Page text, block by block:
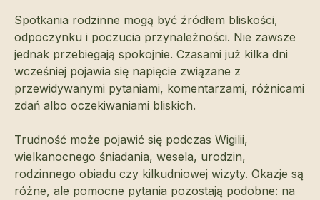
Spotkania rodzinne mogą być źródłem bliskości,
odpoczynku i poczucia przynależności. Nie zawsze
jednak przebiegają spokojnie. Czasami już kilka dni
wcześniej pojawia się napięcie związane z
przewidywanymi pytaniami, komentarzami, różnicami
zdań albo oczekiwaniami bliskich.
Trudność może pojawić się podczas Wigilii,
wielkanocnego śniadania, wesela, urodzin,
rodzinnego obiadu czy kilkudniowej wizyty. Okazje są
różne, ale pomocne pytania pozostają podobne: na